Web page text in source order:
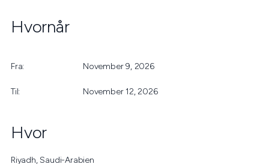
Hvornår
Fra: November 9, 2026
Til: November 12, 2026
Hvor
Riyadh, Saudi-Arabien